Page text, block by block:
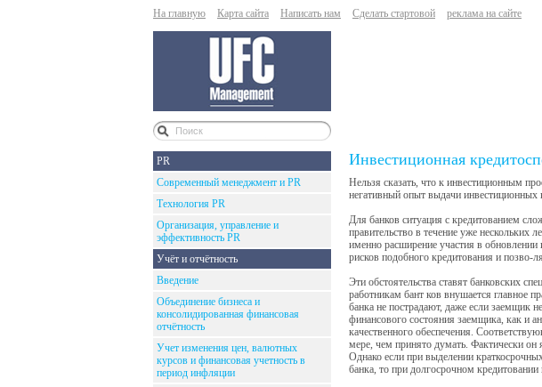
На главную Карта сайта Написать нам Сделать стартовой реклама на сайте
PR
Современный менеджмент и PR
Технология PR
Организация, управление и
эффективность PR
Учёт и отчётность
Введение
Объединение бизнеса и
консолидированная финансовая
отчётность
Учет изменения цен, валютных
курсов и финансовая учетность в
период инфляции
Инвестиционная
Нельзя сказать, что к инвестиционным
негативный опыт выдачи инвестиционных
Для банков ситуация с кредитованием
правительство в течение уже нескольких
именно расширение участия в
рисков подобного кредитования и позво-
Эти обстоятельства ставят банковских
работникам бант ков внушается главное
банка не пострадают, даже если заемщик
финансового состояния заемщика, как и
качественного обеспечения.
мере, чем принято думать. Фактически
Однако если при выделении
банка, то при долгосрочном кредитовании